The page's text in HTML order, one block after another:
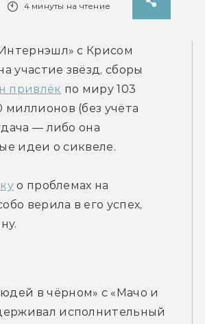
4 минуты на чтение
с Крисом
участие звёзд, сборы
привлёк по миру 103
(без учёта
— либо она
идеи о сиквеле.
о проблемах на
верила в его успех,
в чёрном» с «Мачо и
исполнительный